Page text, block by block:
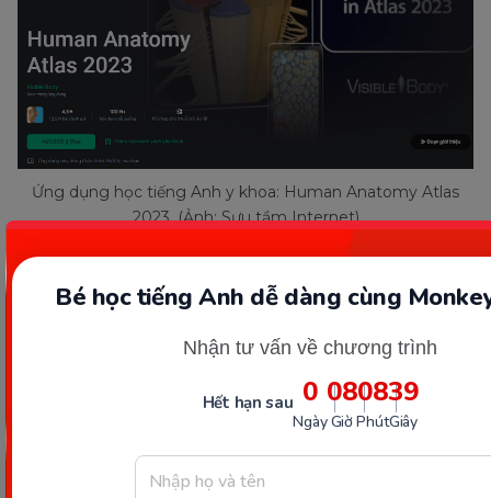
Bé học tiếng Anh dễ dàng cùng
Nhận tư vấn về chương trình
Hết hạn sau 0
Ngày
08
Giờ
08
Phút
38
Giây
Ứng dụng học tiếng Anh y khoa: Human Anatomy Atlas
2023. (Ảnh: Sưu tầm Internet)
Cách sử dụng ứng dụng học
tiếng Anh y khoa thông minh
Để sử dụng ứng dụng học tiếng Anh y khoa hiệu
quả, bạn nên tuân thủ theo các nguyên tắc dưới